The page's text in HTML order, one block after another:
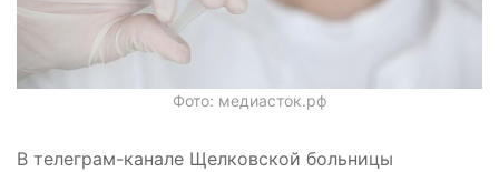
Фото: медиасток.рф
В телеграм-канале Щелковской больницы